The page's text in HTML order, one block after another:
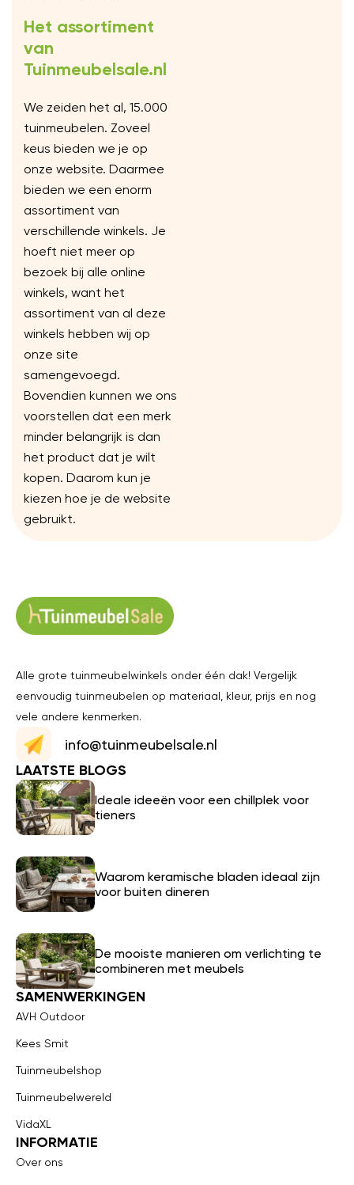
Het assortiment
van
Tuinmeubelsale.nl
We zeiden het al, 15.000
tuinmeubelen. Zoveel
keus bieden we je op
onze website. Daarmee
bieden we een enorm
assortiment van
verschillende winkels. Je
hoeft niet meer op
bezoek bij alle online
winkels, want het
assortiment van al deze
winkels hebben wij op
onze site
samengevoegd.
Bovendien kunnen we ons
voorstellen dat een merk
minder belangrijk is dan
het product dat je wilt
kopen. Daarom kun je
kiezen hoe je de website
gebruikt.
Alle grote tuinmeubelwinkels onder één dak! Vergelijk
eenvoudig tuinmeubelen op materiaal, kleur, prijs en nog
vele andere kenmerken.
info@tuinmeubelsale.nl
LAATSTE BLOGS
Ideale ideeën voor een chillplek voor
tieners
Waarom keramische bladen ideaal zijn
voor buiten dineren
De mooiste manieren om verlichting te
combineren met meubels
SAMENWERKINGEN
AVH Outdoor
Kees Smit
Tuinmeubelshop
Tuinmeubelwereld
VidaXL
INFORMATIE
Over ons